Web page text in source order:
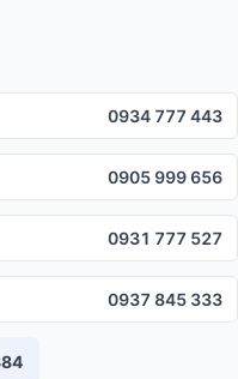
0934 777 443
0905 999 656
0931 777 527
0937 845 333